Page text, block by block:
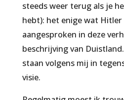
steeds weer terug als je
hebt): het enige wat
aangesproken in deze
beschrijving van
staan volgens mij in
visie.